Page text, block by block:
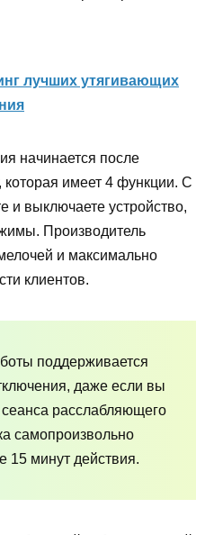
лучших утягивающих
начинается после
которая имеет 4 функции. С
выключаете устройство,
Производитель
и максимально
клиентов.
поддерживается
даже если вы
расслабляющего
самопроизвольно
15 минут действия.